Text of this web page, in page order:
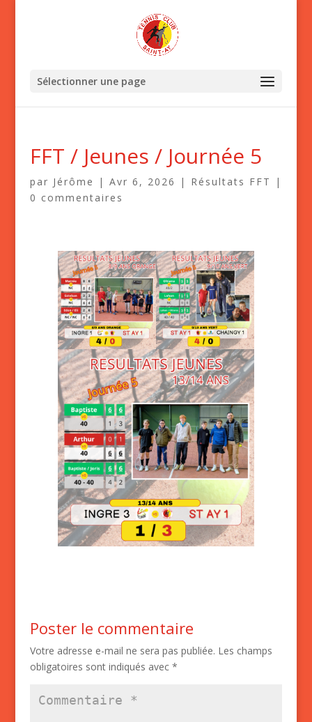
Sélectionner une page
FFT / Jeunes / Journée 5
par Jérôme | Avr 6, 2026 | Résultats FFT
|
0 commentaires
Poster le commentaire
Votre adresse e-mail ne sera pas publiée. Les champs
obligatoires sont indiqués avec *